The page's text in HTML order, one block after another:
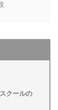
クールの